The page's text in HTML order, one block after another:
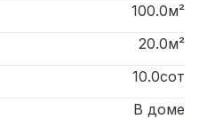
100.0м²
20.0м²
10.0сот
В доме